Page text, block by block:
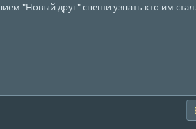
"Новый друг" спеши узнать кто им